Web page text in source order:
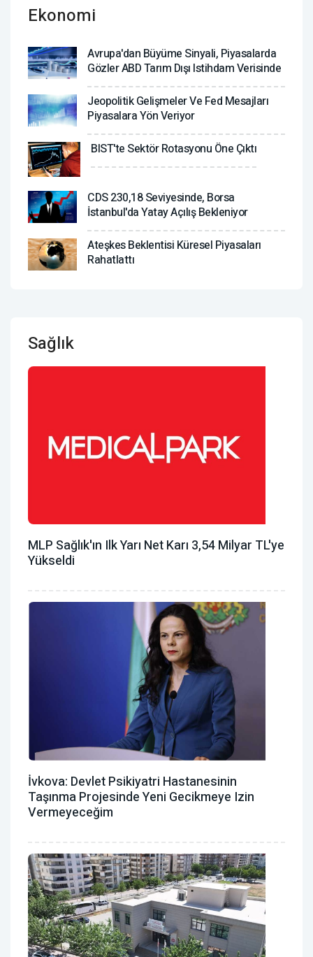
Ekonomi
Avrupa'dan Büyüme Sinyali, Piyasalarda
Gözler ABD Tarım Dışı Istihdam Verisinde
Jeopolitik Gelişmeler Ve Fed Mesajları
Piyasalara Yön Veriyor
BIST'te Sektör Rotasyonu Öne Çıktı
CDS 230,18 Seviyesinde, Borsa
İstanbul'da Yatay Açılış Bekleniyor
Ateşkes Beklentisi Küresel Piyasaları
Rahatlattı
Sağlık
MLP Sağlık'ın Ilk Yarı Net Karı 3,54 Milyar TL'ye
Yükseldi
İvkova: Devlet Psikiyatri Hastanesinin
Taşınma Projesinde Yeni Gecikmeye Izin
Vermeyeceğim